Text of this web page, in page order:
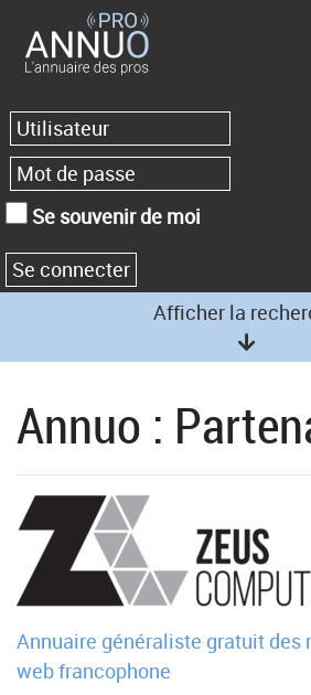
Se souvenir de moi
Afficher la
Annuo :
Annuaire généraliste gratuit des
web francophone